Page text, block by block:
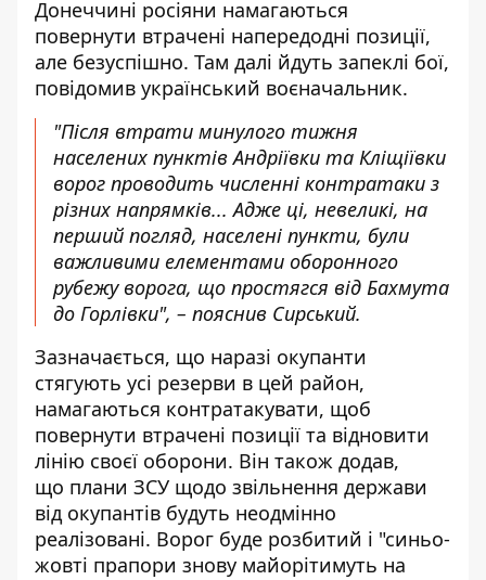
Донеччині росіяни намагаються
повернути втрачені напередодні позиції,
але безуспішно. Там далі йдуть запеклі бої,
повідомив український воєначальник.
"Після втрати минулого тижня
населених пунктів Андріївки та Кліщіївки
ворог проводить численні контратаки з
різних напрямків... Адже ці, невеликі, на
перший погляд, населені пункти, були
важливими елементами оборонного
рубежу ворога, що простягся від Бахмута
до Горлівки", – пояснив Сирський.
Зазначається, що наразі окупанти
стягують усі резерви в цей район,
намагаються контратакувати, щоб
повернути втрачені позиції та відновити
лінію своєї оборони. Він також додав,
що плани ЗСУ щодо звільнення держави
від окупантів будуть неодмінно
реалізовані. Ворог буде розбитий і "синьо-
жовті прапори знову майорітимуть на